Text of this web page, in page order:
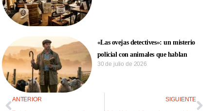
«Las ovejas detectives»: un misterio
policial con animales que hablan
30 de julio de 2026
ANTERIOR SIGUIENTE